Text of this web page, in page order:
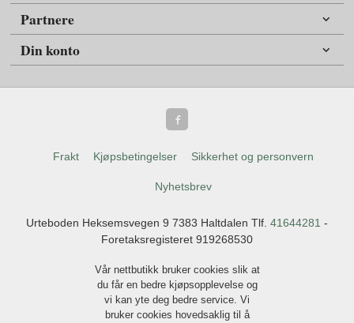
Partnere
Din konto
Frakt Kjøpsbetingelser Sikkerhet og personvern
Nyhetsbrev
Urteboden Heksemsvegen 9 7383 Haltdalen Tlf. 41644281 -
Foretaksregisteret 919268530
Vår nettbutikk bruker cookies slik at
du får en bedre kjøpsopplevelse og
vi kan yte deg bedre service. Vi
bruker cookies hovedsaklig til å